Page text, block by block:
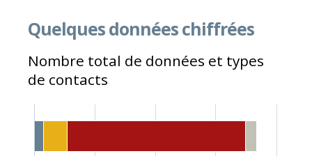
Quelques données chiffrées
Nombre total de données et types
de contacts